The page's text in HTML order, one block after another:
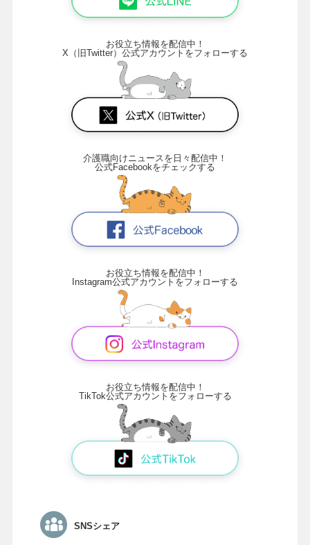
お役立ち情報を配信中！
X（旧Twitter）公式アカウントをフォローする
介護職向けニュースを日々配信中！
公式Facebookをチェックする
お役立ち情報を配信中！
Instagram公式アカウントをフォローする
お役立ち情報を配信中！
TikTok公式アカウントをフォローする
SNSシェア